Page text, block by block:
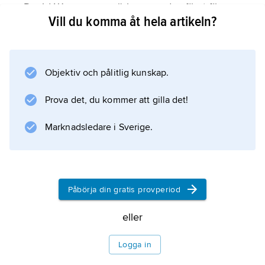
David Warner uppmärksammades först för
titelrollen i ”Morgan – hur galen som helst”
mängd olika genrer, till exempel i thrillern
(1976) och ”Black Death” (2010), dramerna
”Ödets hand” (1977) och ”Mr North” (1988),
Information om artikeln
Vill du komma åt hela artikeln?
Objektiv och pålitlig kunskap.
Prova det, du kommer att gilla det!
Marknadsledare i Sverige.
Påbörja din gratis provperiod
eller
Logga in